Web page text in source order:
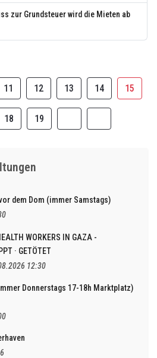
zur Grundsteuer wird die Mieten ab
11 12 13 14 15
18 19
dem Dom (immer Samstags)
WORKERS IN GAZA -
· GETÖTET
12:30
Donnerstags 17-18h Marktplatz)